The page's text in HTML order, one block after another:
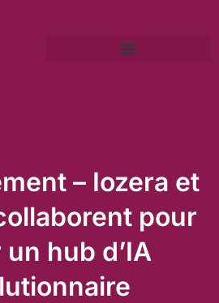
– Iozera et
pour
hub d’IA